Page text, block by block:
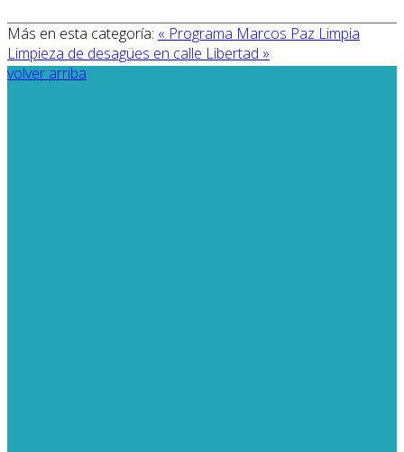
Más en esta categoría: « Programa Marcos Paz Limpia
Limpieza de desagües en calle Libertad »
volver arriba